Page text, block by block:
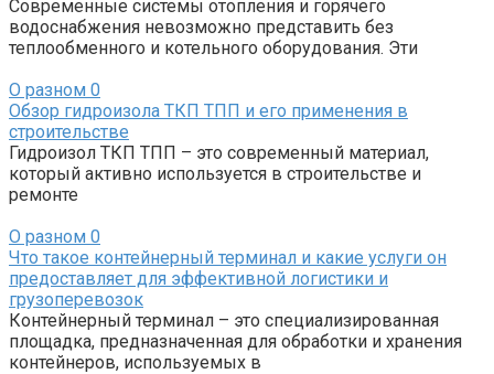
Современные системы отопления и горячего
водоснабжения невозможно представить без
теплообменного и котельного оборудования. Эти
О разном 0
Обзор гидроизола ТКП ТПП и его применения в
строительстве
Гидроизол ТКП ТПП – это современный материал,
который активно используется в строительстве и
ремонте
О разном 0
Что такое контейнерный терминал и какие услуги он
предоставляет для эффективной логистики и
грузоперевозок
Контейнерный терминал – это специализированная
площадка, предназначенная для обработки и хранения
контейнеров, используемых в